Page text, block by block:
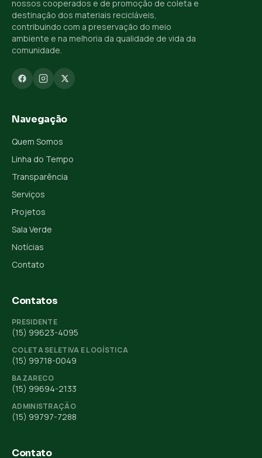
nossos cooperados e de promoção de coleta e
destinação dos materiais recicláveis,
contribuindo com a preservação do meio
ambiente e na melhoria da qualidade de vida da
comunidade.
Navegação
Quem Somos
Linha do Tempo
Transparência
Serviços
Projetos
Sala Verde
Notícias
Contato
Contatos
PRESIDENTE
(15) 99623-4095
COLETA SELETIVA E LOGÍSTICA
(15) 99718-0049
BAZARECO
(15) 99694-2133
ADMINISTRAÇÃO
(15) 99797-7288
Contato